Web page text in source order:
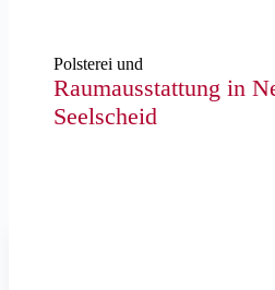
Polsterei und
Raumausstattung in
Seelscheid